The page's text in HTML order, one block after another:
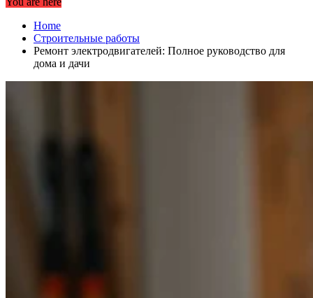
Home
Строительные работы
Ремонт электродвигателей: Полное руководство для
дома и дачи